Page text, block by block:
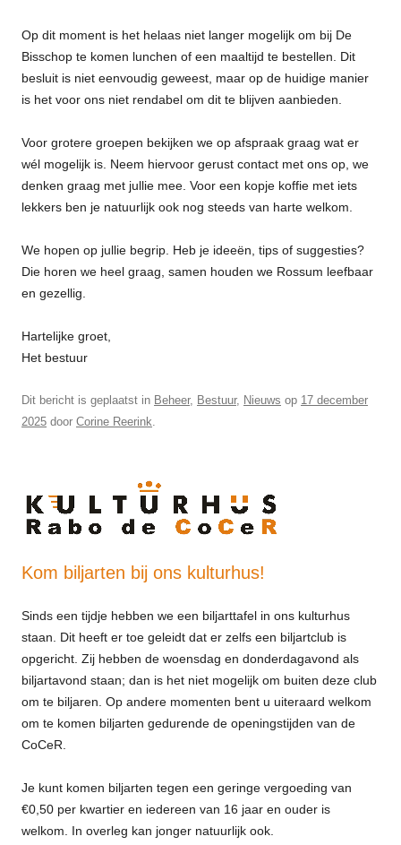
Op dit moment is het helaas niet langer mogelijk om bij De
Bisschop te komen lunchen of een maaltijd te bestellen. Dit
besluit is niet eenvoudig geweest, maar op de huidige manier
is het voor ons niet rendabel om dit te blijven aanbieden.
Voor grotere groepen bekijken we op afspraak graag wat er
wél mogelijk is. Neem hiervoor gerust contact met ons op, we
denken graag met jullie mee. Voor een kopje koffie met iets
lekkers ben je natuurlijk ook nog steeds van harte welkom.
We hopen op jullie begrip. Heb je ideeën, tips of suggesties?
Die horen we heel graag, samen houden we Rossum leefbaar
en gezellig.
Hartelijke groet,
Het bestuur
Dit bericht is geplaatst in Beheer, Bestuur, Nieuws op 17 december
2025 door Corine Reerink
Kom biljarten bij ons kulturhus!
Sinds een tijdje hebben we een biljarttafel in ons kulturhus
staan. Dit heeft er toe geleidt dat er zelfs een biljartclub is
opgericht. Zij hebben de woensdag en donderdagavond als
biljartavond staan; dan is het niet mogelijk om buiten deze club
om te biljaren. Op andere momenten bent u uiteraard welkom
om te komen biljarten gedurende de openingstijden van de
CoCeR.
Je kunt komen biljarten tegen een geringe vergoeding van
€0,50 per kwartier en iedereen van 16 jaar en ouder is
welkom. In overleg kan jonger natuurlijk ook.